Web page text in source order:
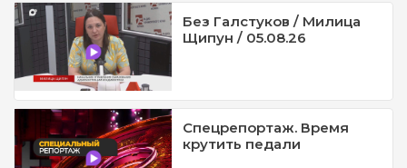
Без Галстуков / Милица
Щипун / 05.08.26
Спецрепортаж. Время
крутить педали